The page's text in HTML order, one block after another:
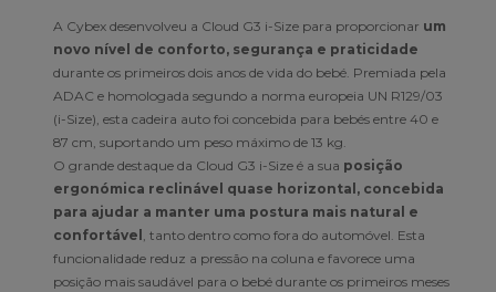
A Cybex desenvolveu a Cloud G3 i-Size para proporcionar um
novo nível de conforto, segurança e praticidade
durante os primeiros dois anos de vida do bebé. Premiada pela
ADAC e homologada segundo a norma europeia UN R129/03
(i-Size), esta cadeira auto foi concebida para bebés entre 40 e
87 cm, suportando um peso máximo de 13 kg.
O grande destaque da Cloud G3 i-Size é a sua posição
ergonómica reclinável quase horizontal, concebida
para ajudar a manter uma postura mais natural e
confortável , tanto dentro como fora do automóvel. Esta
funcionalidade reduz a pressão na coluna e favorece uma
posição mais saudável para o bebé durante os primeiros meses